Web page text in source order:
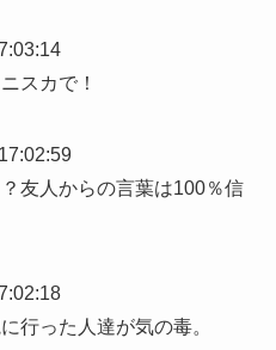
スカで！
友人からの言葉は100％信
行った人達が気の毒。